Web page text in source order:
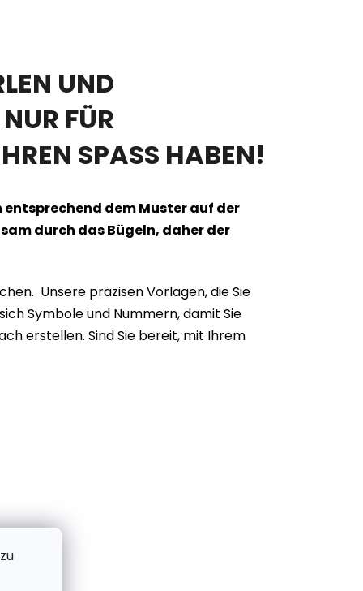
UND
FÜR
SPASS HABEN!
dem Muster auf der
durch das Bügeln, daher der
Unsere präzisen Vorlagen, die Sie
Symbole und Nummern, damit Sie
erstellen. Sind Sie bereit, mit Ihrem